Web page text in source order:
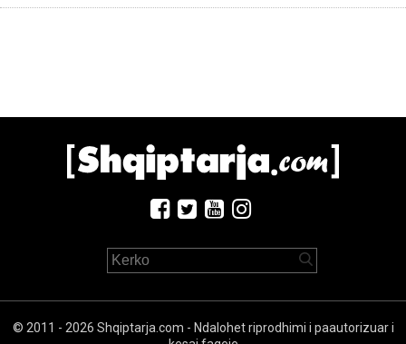
© 2011 - 2026 Shqiptarja.com - Ndalohet riprodhimi i paautorizuar i